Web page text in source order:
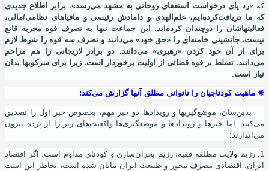
که «رد پای درخواست استعفای روحانی به مشهد میرسد». برابر اطلاع جدیدی
که ما دریافتکرده ایم، علم الهدی و دامادش رئیسی و مافیاهای نظامی/مالی،
فعالیتهاشان را دوچندان کرده اند. این جماعت تنها به تصرف قوه مجریه قانع
نیست، جانشینی خامنه ای را «حق خود» میدانند و تصرف سه قوه را شرط لازم
برای از آن خود کردن «رهبری» میدانند. دو برادر لاریجانی را هم مزاحم
میدانند. تسلط بر قوه قضائی از اولیت برخوردار است. زیرا برای سرکوبها بدان
نیاز است
❋ ماهیت کودتاچیان را ناتوانی مطلق آنها گزارش میکند:
بدینسان، موضعگیریها و رویدادها دو خبر مهم، بخصوص خبر اول را تصدیق
میکنند. اما خبرها و رویدادها و موضعگیریها واقعیتهای زیر را از پرده بیرون
می اندازند:
1. رﮊیم ولایت مطلقه فقیه، رﮊیم بحران
سازی و کودتای مداوم است. اگر اقتصاد
ایران، اقتصادی مصرف محور و طبیعت ایران بیابان شده
است، بخاطر این
است